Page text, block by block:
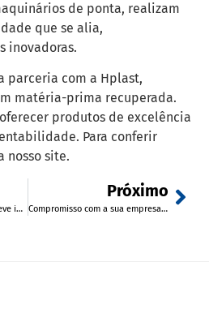
de ponta, realizam
que se alia,
inovadoras.
parceria com a Hplast,
matéria-prima recuperada.
produtos de excelência
Para conferir
nosso site.
Por que a minha indústria deve investir em filmes técnicos?
Próximo
Compromisso com a sua empresa e o seu cliente! Conheça o envelope plástico para Nota Fiscal da Gerst